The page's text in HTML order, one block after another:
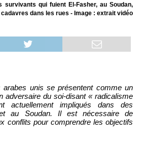
survivants qui fuient El-Fasher, au Soudan,
dans les rues - Image : extrait vidéo
unis se présentent comme un
adversaire du soi-disant « radicalisme
actuellement impliqués dans des
au Soudan. Il est nécessaire de
conflits pour comprendre les objectifs